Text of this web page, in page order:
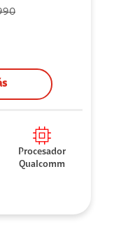
Procesador
Qualcomm